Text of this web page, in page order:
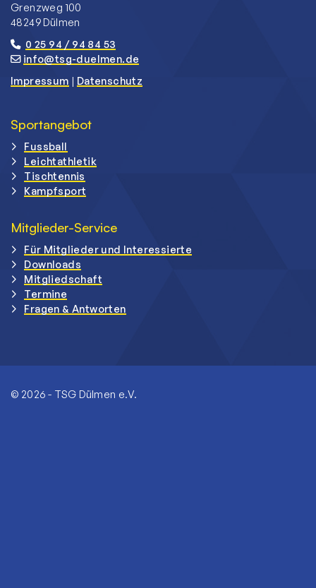
Grenzweg 100
48249 Dülmen
0 25 94 / 94 84 53
info@tsg-duelmen.de
Impressum | Datenschutz
Sportangebot
Fussball
Leichtathletik
Tischtennis
Kampfsport
Mitglieder-Service
Für Mitglieder und Interessierte
Downloads
Mitgliedschaft
Termine
Fragen & Antworten
© 2026 - TSG Dülmen e.V.